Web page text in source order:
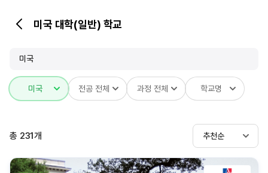
뒤
가
미국 대학(일반) 학교
미국
미국 전공 전체 과정 전체 학교명
총 231개 추천순